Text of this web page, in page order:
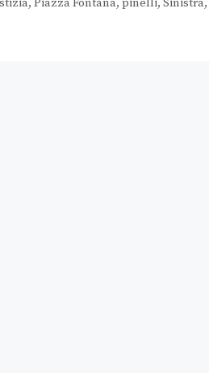
, Piazza Fontana, pinelli, Sinistra,